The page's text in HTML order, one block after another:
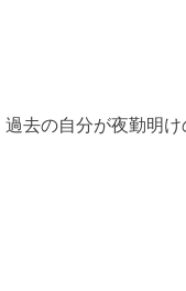
去の自分が夜勤明